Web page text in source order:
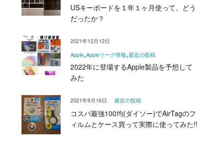
USキーボードを１年１ヶ月使って、どう
だったか？
Apple Appleリーク情報 最近の投稿
2022年に登場するApple製品を予想して
みた
2021年12月12日
最近の投稿
コスパ最強100均(ダイソー)でAirTagのフ
ィルムとケース買って実際に使ってみた!!
2021年9月16日